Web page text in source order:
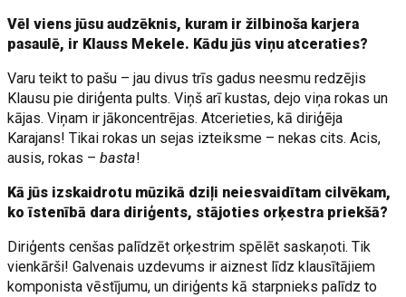
Vēl viens jūsu audzēknis, kuram ir žilbinoša karjera
pasaulē, ir Klauss Mekele. Kādu jūs viņu atceraties?
Varu teikt to pašu – jau divus trīs gadus neesmu redzējis
Klausu pie diriģenta pults. Viņš arī kustas, dejo viņa rokas un
kājas. Viņam ir jākoncentrējas. Atcerieties, kā diriģēja
Karajans! Tikai rokas un sejas izteiksme – nekas cits. Acis,
ausis, rokas –basta!
Kā jūs izskaidrotu mūzikā dziļi neiesvaidītam cilvēkam,
ko īstenībā dara diriģents, stājoties orķestra priekšā?
Diriģents cenšas palīdzēt orķestrim spēlēt saskaņoti. Tik
vienkārši! Galvenais uzdevums ir aiznest līdz klausītājiem
komponista vēstījumu, un diriģents kā starpnieks palīdz to